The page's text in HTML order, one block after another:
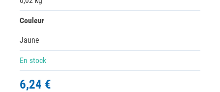
Couleur
Jaune
En stock
6,24 €